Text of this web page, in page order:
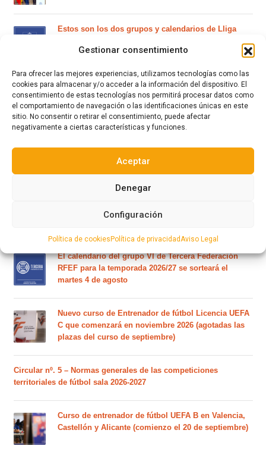
Gestionar consentimiento
Para ofrecer las mejores experiencias, utilizamos tecnologías como las
cookies para almacenar y/o acceder a la información del dispositivo. El
consentimiento de estas tecnologías nos permitirá procesar datos como
el comportamiento de navegación o las identificaciones únicas en este
sitio. No consentir o retirar el consentimiento, puede afectar
negativamente a ciertas características y funciones.
Aceptar
Denegar
Configuración
Política de cookies Política de privacidadAviso Legal
Estos son los dos grupos y calendarios de Lliga
Circular nº. 7 – IV Supercopa Comunitat FFCV Futsal
Circular nº. 6 – Fase Autonómica de la Copa Federación
Este es el grupo VI y calendario de Tercera
Federación RFEF para la temporada 2026/2027
fútbol sala de la temporada 2026/2027
El calendario del grupo VI de Tercera Federación
RFEF para la temporada 2026/27 se sorteará el
martes 4 de agosto
Nuevo curso de Entrenador de fútbol Licencia UEFA
C que comenzará en noviembre 2026 (agotadas las
plazas del curso de septiembre)
Circular nº. 5 – Normas generales de las competiciones
territoriales de fútbol sala 2026-2027
Curso de entrenador de fútbol UEFA B en Valencia,
Castellón y Alicante (comienzo el 20 de septiembre)